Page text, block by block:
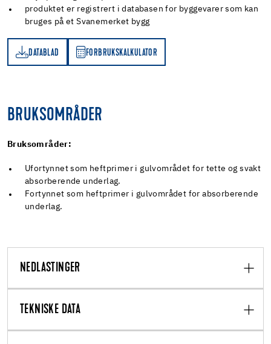
produktet er registrert i databasen for byggevarer som kan
bruges på et Svanemerket bygg
DATABLAD FORBRUKSKALKULATOR
BRUKSOMRÅDER
Bruksområder:
Ufortynnet som heftprimer i gulvområdet for tette og svakt
absorberende underlag.
Fortynnet som heftprimer i gulvområdet for absorberende
underlag.
NEDLASTINGER
TEKNISKE DATA